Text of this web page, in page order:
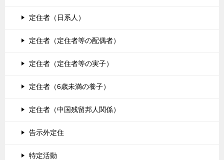
定住者（日系人）
定住者（定住者等の配偶者）
定住者（定住者等の実子）
定住者（6歳未満の養子）
定住者（中国残留邦人関係）
告示外定住
特定活動